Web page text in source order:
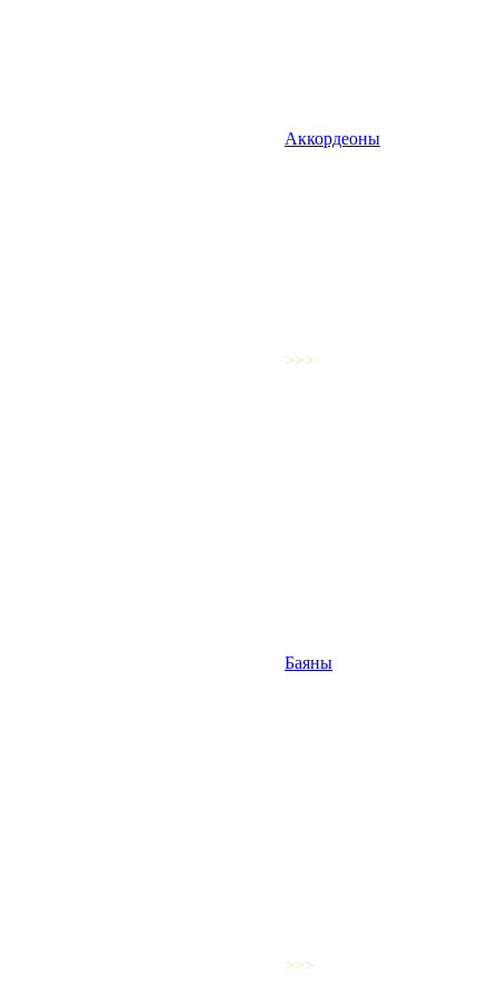
Аккордеоны
>>>
Баяны
>>>